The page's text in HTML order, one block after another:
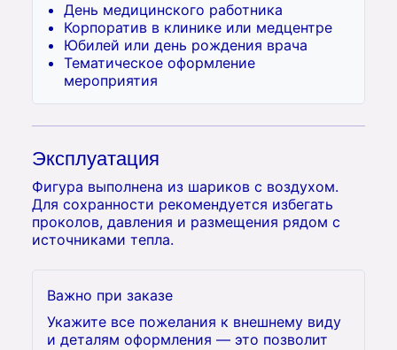
День медицинского работника
Корпоратив в клинике или медцентре
Юбилей или день рождения врача
Тематическое оформление
мероприятия
Эксплуатация
Фигура выполнена из шариков с воздухом.
Для сохранности рекомендуется избегать
проколов, давления и размещения рядом с
источниками тепла.
Важно при заказе
Укажите все пожелания к внешнему виду
и деталям оформления — это позволит